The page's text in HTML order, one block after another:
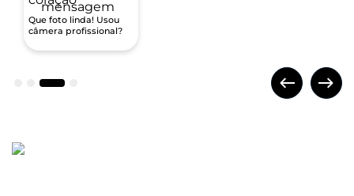
Bluetooth® 5.4
Radio FM:
Que foto linda! Usou
câmera profissional?